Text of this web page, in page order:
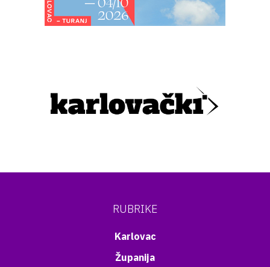
RUBRIKE
Karlovac
Županija